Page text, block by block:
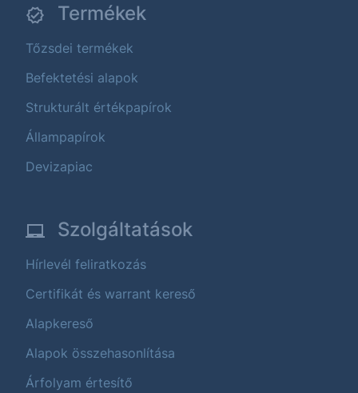
Termékek
Tőzsdei termékek
Befektetési alapok
Strukturált értékpapírok
Állampapírok
Devizapiac
Szolgáltatások
Hírlevél feliratkozás
Certifikát és warrant kereső
Alapkereső
Alapok összehasonlítása
Árfolyam értesítő